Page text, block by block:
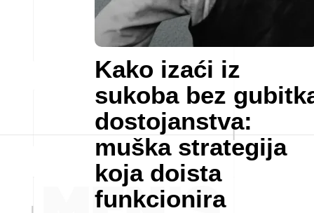
Kako izaći iz
sukoba bez
dostojanstva:
muška strategija
koja doista
funkcionira